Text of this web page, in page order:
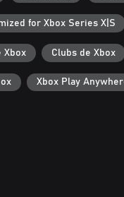
for Xbox Series X|S
Xbox Clubs de Xbox
Xbox Play